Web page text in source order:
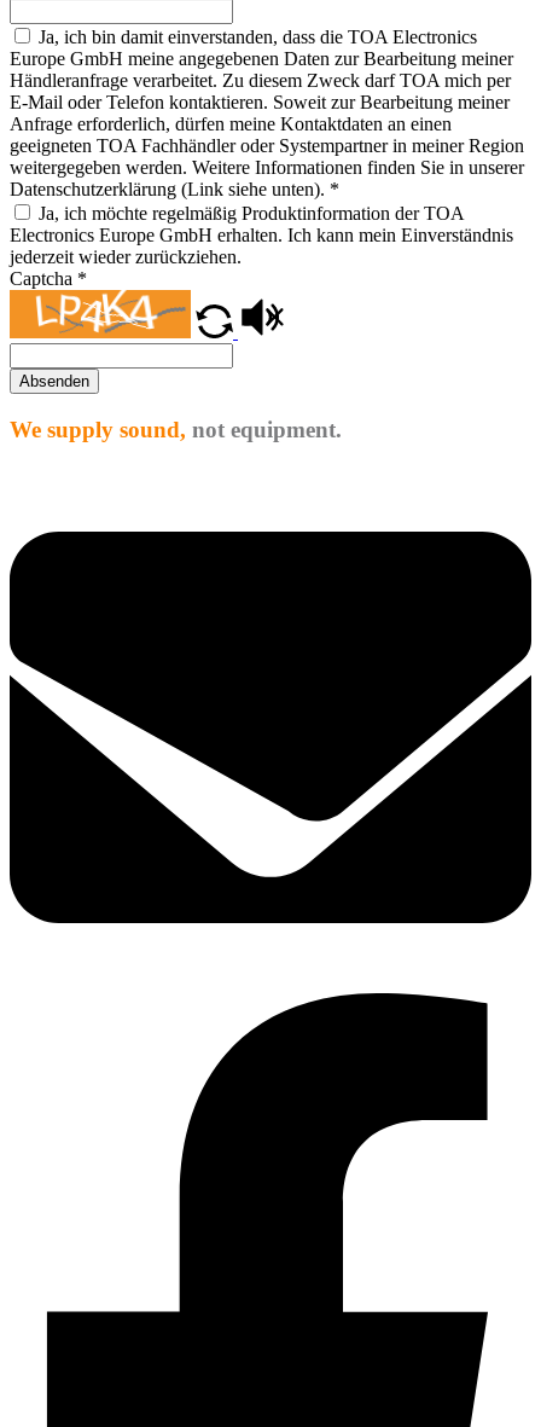
Ja, ich bin damit einverstanden, dass die TOA Electronics
Europe GmbH meine angegebenen Daten zur Bearbeitung meiner
Händleranfrage verarbeitet. Zu diesem Zweck darf TOA mich per
E-Mail oder Telefon kontaktieren. Soweit zur Bearbeitung meiner
Anfrage erforderlich, dürfen meine Kontaktdaten an einen
geeigneten TOA Fachhändler oder Systempartner in meiner Region
weitergegeben werden. Weitere Informationen finden Sie in unserer
Datenschutzerklärung (Link siehe unten). *
Ja, ich möchte regelmäßig Produktinformation der TOA
Electronics Europe GmbH erhalten. Ich kann mein Einverständnis
jederzeit wieder zurückziehen.
Captcha *
Absenden
We supply sound, not equipment.